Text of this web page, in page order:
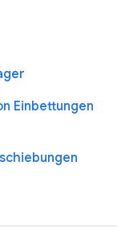
Einbettungen